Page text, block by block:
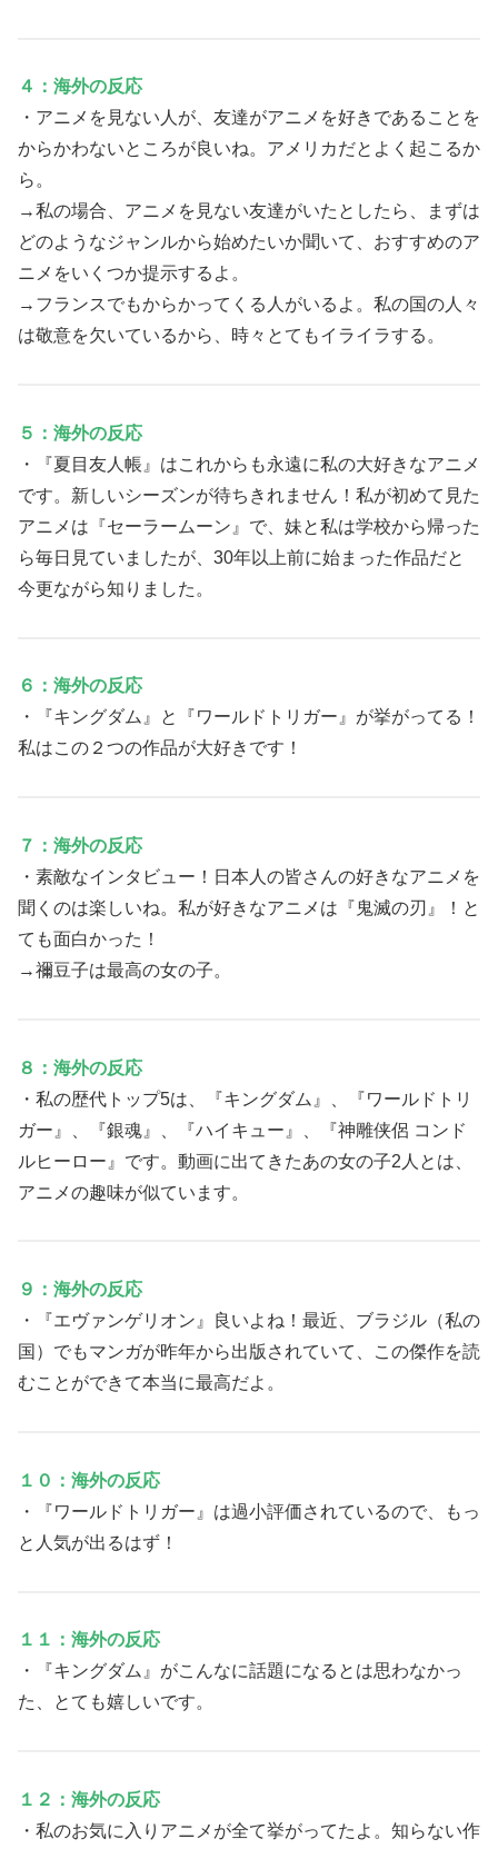
４：海外の反応
・アニメを見ない人が、友達がアニメを好きであることを
からかわないところが良いね。アメリカだとよく起こるか
ら。
→私の場合、アニメを見ない友達がいたとしたら、まずは
どのようなジャンルから始めたいか聞いて、おすすめのア
ニメをいくつか提示するよ。
→フランスでもからかってくる人がいるよ。私の国の人々
は敬意を欠いているから、時々とてもイライラする。
５：海外の反応
・『夏目友人帳』はこれからも永遠に私の大好きなアニメ
です。新しいシーズンが待ちきれません！私が初めて見た
アニメは『セーラームーン』で、妹と私は学校から帰った
ら毎日見ていましたが、30年以上前に始まった作品だと
今更ながら知りました。
６：海外の反応
・『キングダム』と『ワールドトリガー』が挙がってる！
私はこの２つの作品が大好きです！
７：海外の反応
・素敵なインタビュー！日本人の皆さんの好きなアニメを
聞くのは楽しいね。私が好きなアニメは『鬼滅の刃』！と
ても面白かった！
→禰豆子は最高の女の子。
８：海外の反応
・私の歴代トップ5は、『キングダム』、『ワールドトリ
ガー』、『銀魂』、『ハイキュー』、『神雕侠侶 コンド
ルヒーロー』です。動画に出てきたあの女の子2人とは、
アニメの趣味が似ています。
９：海外の反応
・『エヴァンゲリオン』良いよね！最近、ブラジル（私の
国）でもマンガが昨年から出版されていて、この傑作を読
むことができて本当に最高だよ。
１０：海外の反応
・『ワールドトリガー』は過小評価されているので、もっ
と人気が出るはず！
１１：海外の反応
・『キングダム』がこんなに話題になるとは思わなかっ
た、とても嬉しいです。
１２：海外の反応
・私のお気に入りアニメが全て挙がってたよ。知らない作